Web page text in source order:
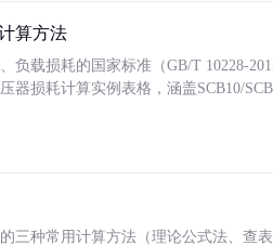
算方法
负载损耗的国家标准（GB/T 10228-
器损耗计算实例表格，涵盖SCB10/
三种常用计算方法（理论公式法、查